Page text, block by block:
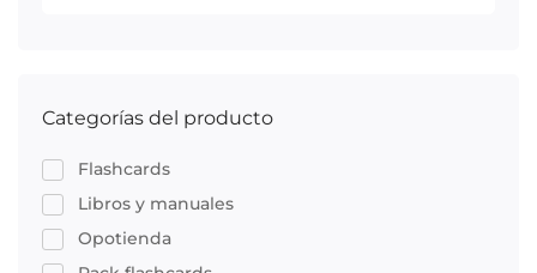
Categorías del producto
Flashcards
Libros y manuales
Opotienda